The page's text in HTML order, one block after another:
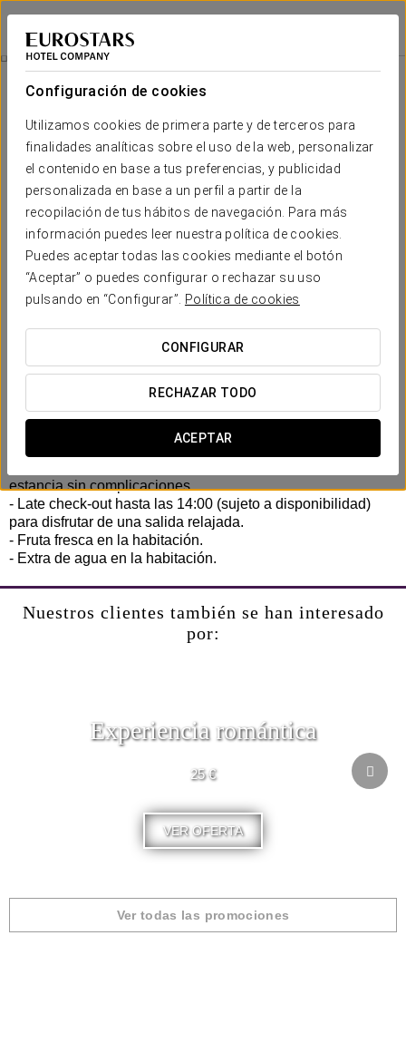
Configuración de cookies
Utilizamos cookies de primera parte y de terceros para
finalidades analíticas sobre el uso de la web, personalizar
el contenido en base a tus preferencias, y publicidad
personalizada en base a un perfil a partir de la
recopilación de tus hábitos de navegación. Para más
información puedes leer nuestra política de cookies.
Puedes aceptar todas las cookies mediante el botón
“Aceptar” o puedes configurar o rechazar su uso
pulsando en “Configurar”.
Política de cookies
CONFIGURAR
RECHAZAR TODO
ACEPTAR
Dorma Sardinero
SANTANDER
Experiencia Business
18 €
Experiencia business
Horarios flexibles, todo pensado para adaptarse a tu
En el Eurostars Executive, hemos creado esta experiencia
confort pensando en tu eficiencia y comodidad. Sin prisas,
estancia sin complicaciones.
- Late check-out hasta las 14:00 (sujeto a disponibilidad)
para disfrutar de una salida relajada.
- Fruta fresca en la habitación.
- Extra de agua en la habitación.
Nuestros clientes también se han interesado
por:
Experiencia romántica
25 €
VER OFERTA
Ver todas las promociones